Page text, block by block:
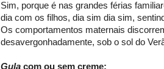
Sim, porque é nas grandes férias
dia com os filhos, dia sim dia sim,
Os comportamentos maternais
desavergonhadamente, sob o sol do
Gula com ou sem creme: